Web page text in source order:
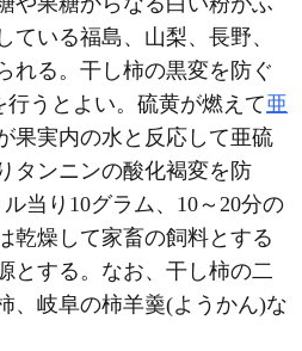
ている福島、山梨、長野、
れる。干し柿の黒変を防ぐ
うとよい。硫黄が燃えて亜
果実内の水と反応して亜硫
タンニンの酸化褐変を防
当り10グラム、10～20分の
乾燥して家畜の飼料とする
とする。なお、干し柿の二
、岐阜の柿羊羹(ようかん)な